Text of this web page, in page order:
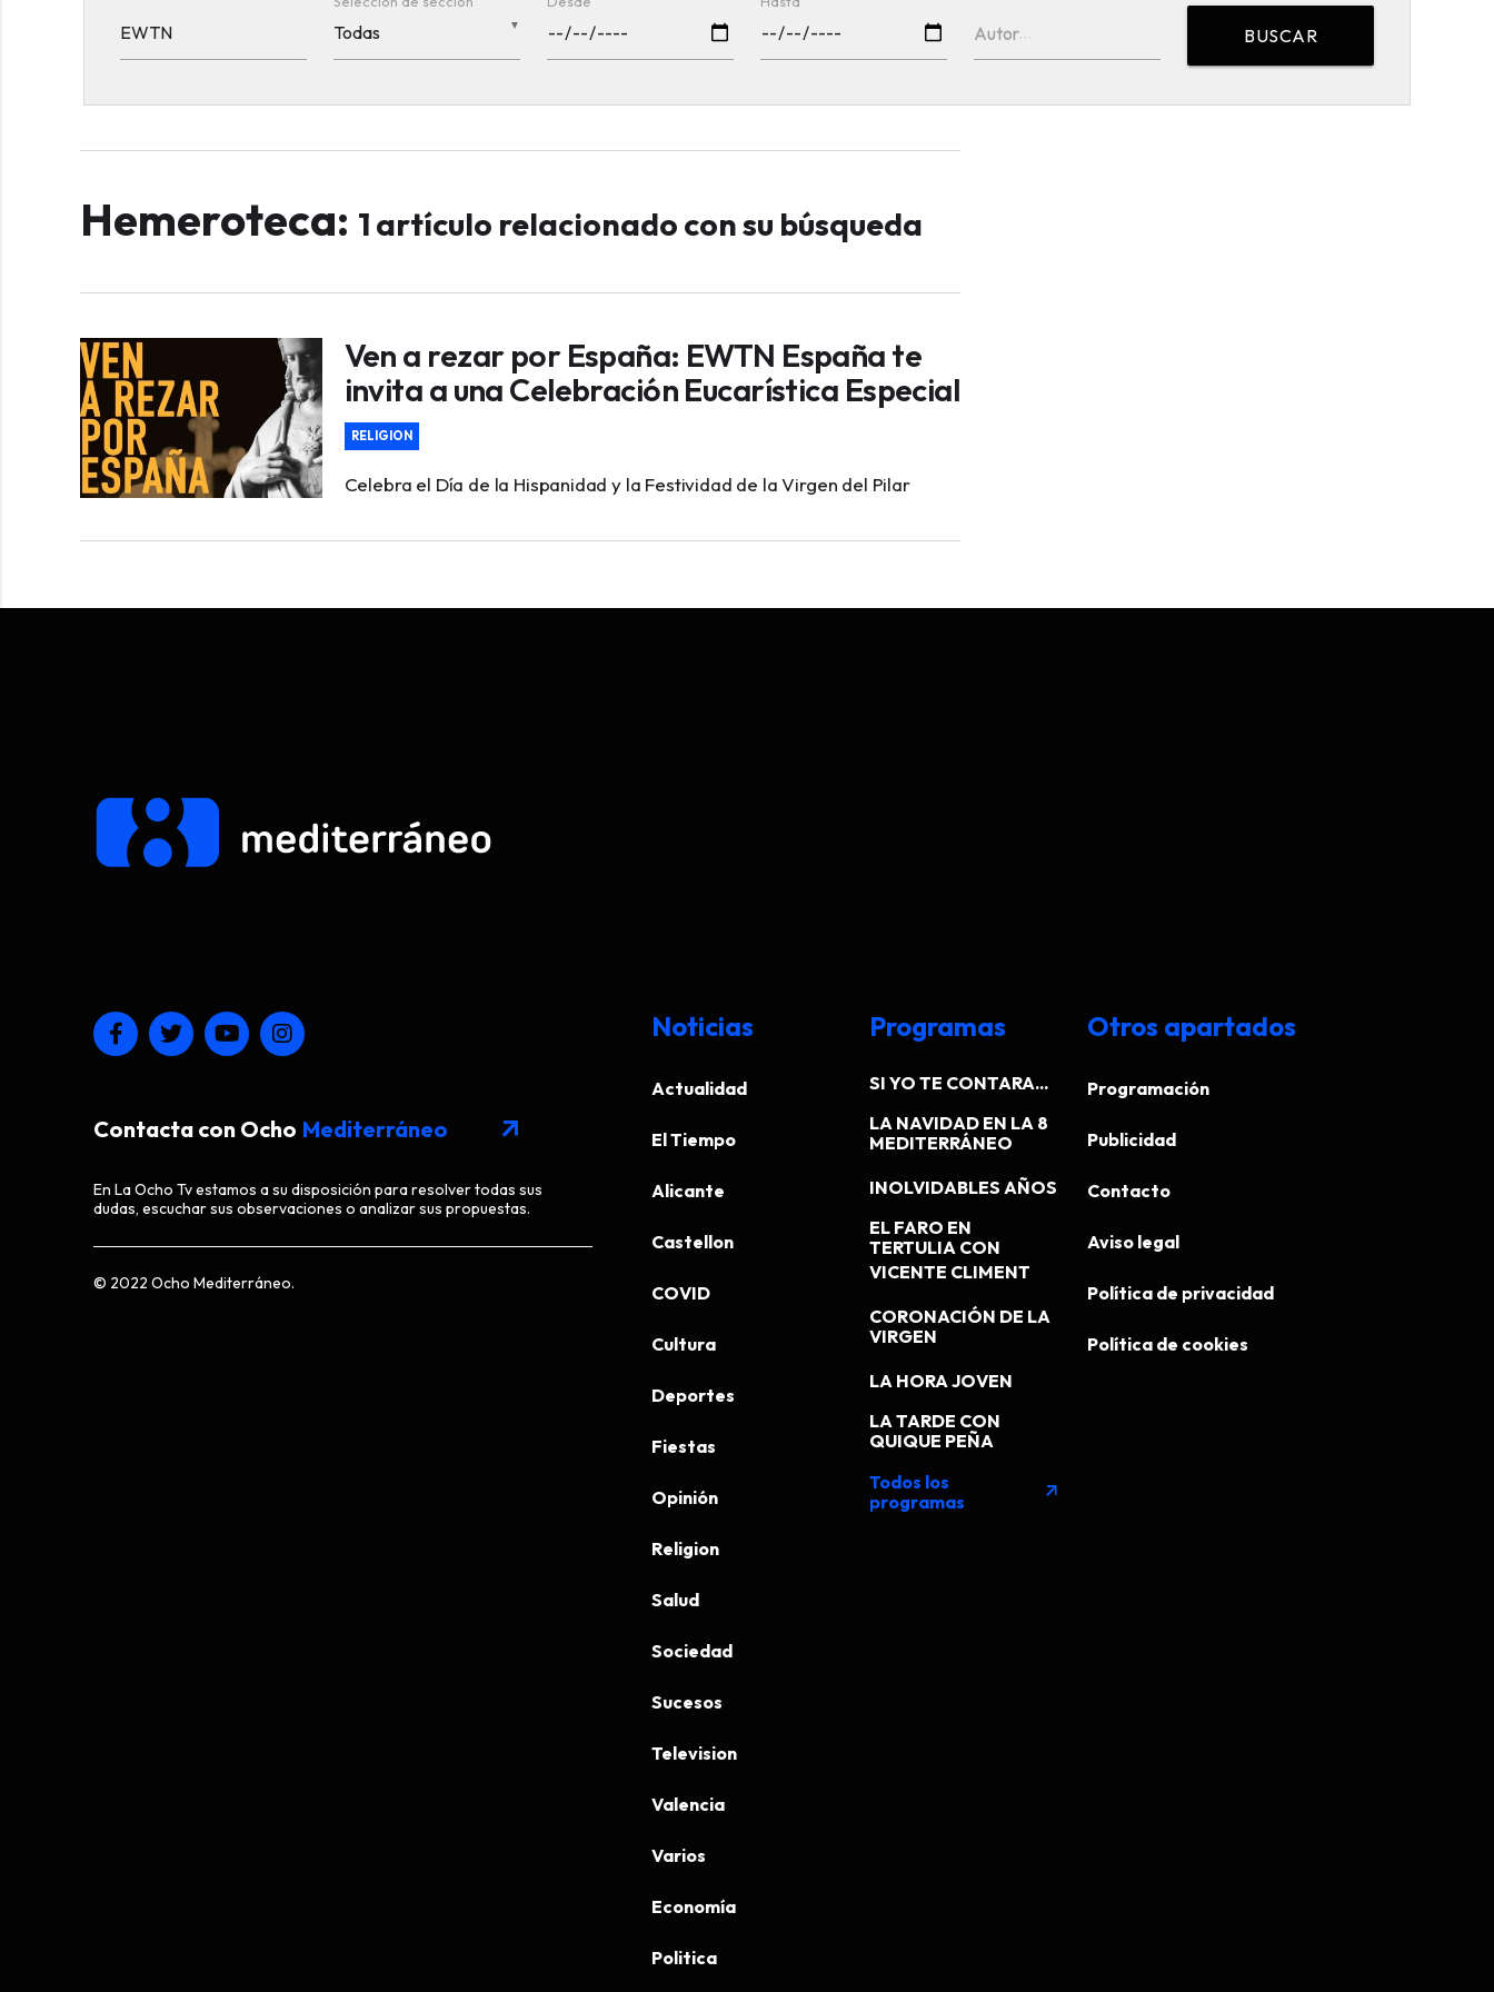
▼ Autor BUSCAR
Hemeroteca: 1 artículo relacionado con su búsqueda
Ven a rezar por España: EWTN España te
invita a una Celebración Eucarística Especial
RELIGION
Celebra el Día de la Hispanidad y la Festividad de la Virgen del Pilar
Contacta con Ocho Mediterráneo arrow_outward
En La Ocho Tv estamos a su disposición para resolver todas sus
dudas, escuchar sus observaciones o analizar sus propuestas.
© 2022 Ocho Mediterráneo.
Noticias
Actualidad
El Tiempo
Alicante
Castellon
COVID
Cultura
Deportes
Fiestas
Opinión
Religion
Salud
Sociedad
Sucesos
Television
Valencia
Varios
Economía
Politica
Programas
SI YO TE CONTARA...
LA NAVIDAD EN LA 8
MEDITERRÁNEO
INOLVIDABLES AÑOS
EL FARO EN
TERTULIA CON
VICENTE CLIMENT
CORONACIÓN DE LA
VIRGEN
LA HORA JOVEN
LA TARDE CON
QUIQUE PEÑA
Todos los
programas
arrow_outward
Otros apartados
Programación
Publicidad
Contacto
Aviso legal
Política de privacidad
Política de cookies